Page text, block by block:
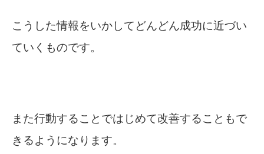
こうした情報をいかしてどんどん成功に近づい
ていくものです。
また行動することではじめて改善することもで
きるようになります。